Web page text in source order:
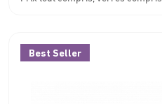
Best Seller